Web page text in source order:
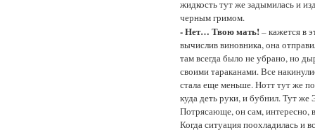
жидкость тут же задымилась и
черным гримом.
- Нет… Твою мать!– кажется в
вычислив виновника, она
там всегда было не убрано, но
своими тараканами. Все
стала еще меньше. Нотт тут же
куда деть руки, и бубнил. Тут же
Потрясающе, он сам, интересно,
Когда ситуация поохладилась и